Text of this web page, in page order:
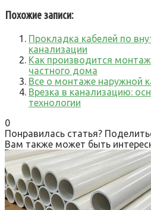
Похожие записи:
Прокладка кабелей по
канализации
Как производится
частного дома
Все о монтаже наружной
Врезка в канализацию:
технологии
0
Понравилась статья?
Вам также может быть